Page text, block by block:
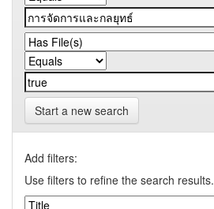
Start a new search
Add filters:
Use filters to refine the search results.